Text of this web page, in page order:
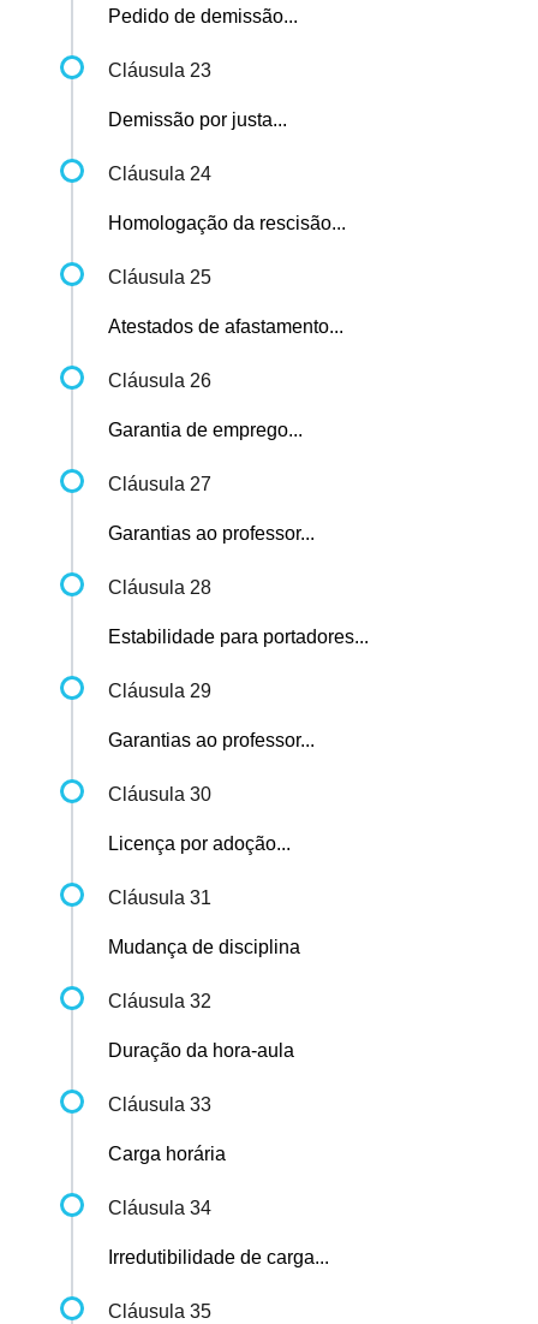
Pedido de demissão...
Cláusula 23
Demissão por justa...
Cláusula 24
Homologação da rescisão...
Cláusula 25
Atestados de afastamento...
Cláusula 26
Garantia de emprego...
Cláusula 27
Garantias ao professor...
Cláusula 28
Estabilidade para portadores...
Cláusula 29
Garantias ao professor...
Cláusula 30
Licença por adoção...
Cláusula 31
Mudança de disciplina
Cláusula 32
Duração da hora-aula
Cláusula 33
Carga horária
Cláusula 34
Irredutibilidade de carga...
Cláusula 35